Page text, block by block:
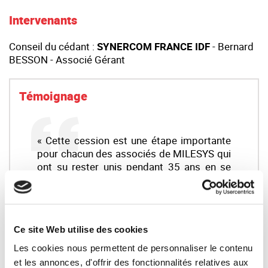
Ce site Web utilise des cookies
Les cookies nous permettent de personnaliser le contenu
et les annonces, d'offrir des fonctionnalités relatives aux
Intervenants
Conseil du cédant : SYNERCOM FRANCE IDF- Bernard
BESSON - Associé Gérant
Témoignage
« Cette cession est une étape importante
pour chacun des associés de MILESYS qui
ont su rester unis pendant 35 ans en se
répartissant les rôles de façon
complémentaire.Le rôle de Bernard
BESSON a été décisif tout au long du
des cédants et du repreneur, jus...
Vincent MOYNOT (Président)